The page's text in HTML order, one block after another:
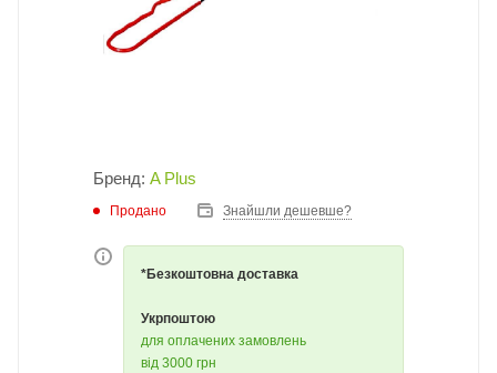
Бренд: A Plus
Продано Знайшли дешевше?
*Безкоштовна доставка
Укрпоштою
для оплачених замовлень
від 3000 грн